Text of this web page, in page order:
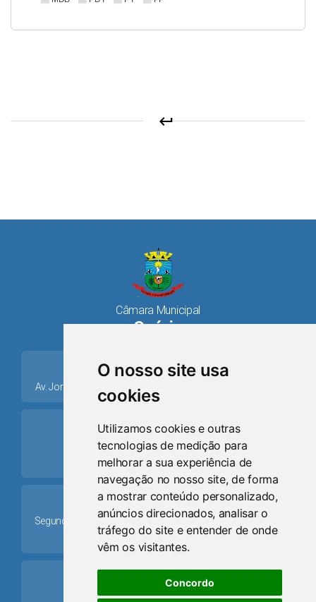
O nosso site usa
cookies
Utilizamos cookies e outras
tecnologias de medição para
melhorar a sua experiência de
navegação no nosso site, de forma
a mostrar conteúdo personalizado,
anúncios direcionados, analisar o
tráfego do site e entender de onde
vêm os visitantes.
Concordo
keyboard_return
Câmara Municipal
Osório
place
Av. Jorge Dariva, 1211, Centro CEP: 95520.000 - Osório/RS
ring_volume
Telefone
(51) 9 8024-0884
Schedule
Segunda-feira a Sexta-feira: 08h às 12h e das 13h30min às
17h30min
mail
Email